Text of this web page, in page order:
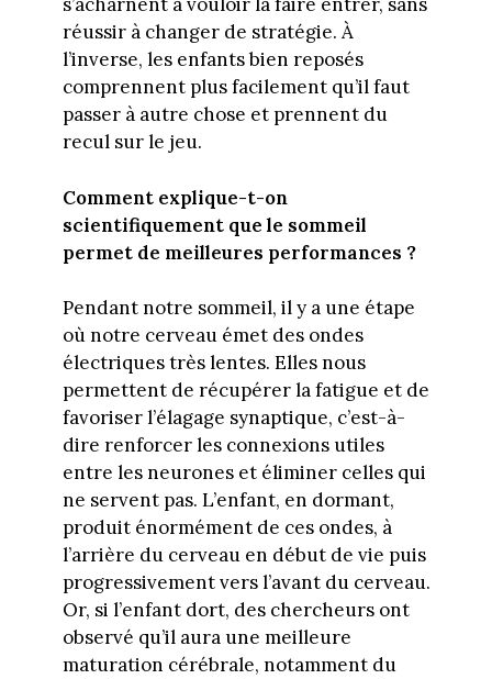
réussir à changer de stratégie. À
l’inverse, les enfants bien reposés
comprennent plus facilement qu’il faut
passer à autre chose et prennent du
recul sur le jeu.
Comment explique-t-on
scientifiquement que le sommeil
permet de meilleures performances ?
Pendant notre sommeil, il y a une étape
où notre cerveau émet des ondes
électriques très lentes. Elles nous
permettent de récupérer la fatigue et de
favoriser l’élagage synaptique, c’est-à-
dire renforcer les connexions utiles
entre les neurones et éliminer celles qui
ne servent pas. L’enfant, en dormant,
produit énormément de ces ondes, à
l’arrière du cerveau en début de vie puis
progressivement vers l’avant du cerveau.
Or, si l’enfant dort, des chercheurs ont
observé qu’il aura une meilleure
maturation cérébrale, notamment du